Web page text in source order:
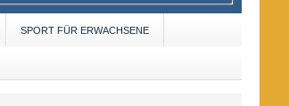
SPORT FÜR ERWACHSENE